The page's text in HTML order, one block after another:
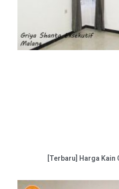
[Terbaru] Harga Kain